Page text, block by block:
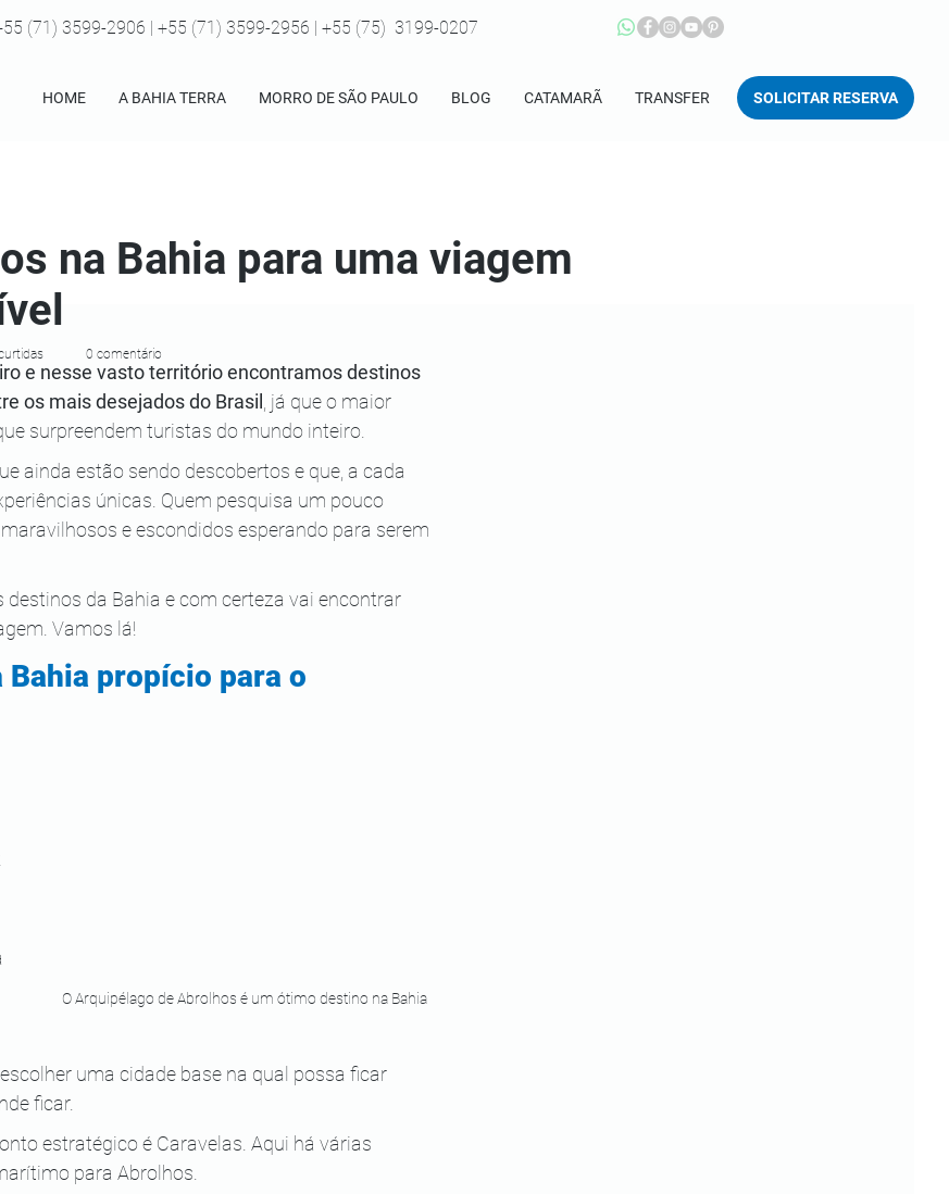
HOME A BAHIA TERRA MORRO DE SÃO PAULO BLOG CATAMARÃ TRANSFER SOLICITAR RESERVA
(71) 3599-2906 | +55 (71) 3599-2956 | +55 (75) 3199-0207
e nesse vasto território encontramos destinos
os mais desejados do Brasil
, já que o maior
surpreendem turistas do mundo inteiro.
ainda estão sendo descobertos e que, a cada
únicas. Quem pesquisa um pouco
e escondidos esperando para serem
da Bahia e com certeza vai encontrar
Vamos lá!
propício para o
O Arquipélago de Abrolhos é um ótimo destino na Bahia
uma cidade base na qual possa ficar
ficar.
estratégico é Caravelas. Aqui há várias
para Abrolhos.
0 comentário
na Bahia para uma viagem